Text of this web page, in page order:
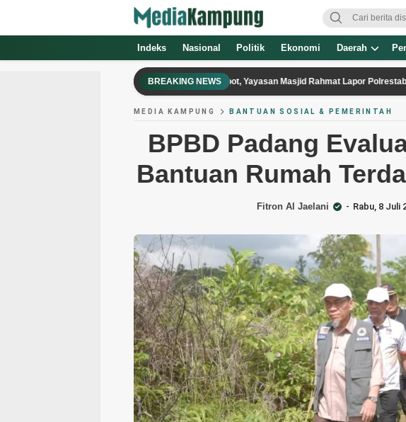
Indeks Nasional Politik Ekonomi Daerah
BREAKING NEWS
Lahan Wakaf Pandegiling Diduga Diserobot, Yayasan Masjid Rahmat Lapor Polrestabes Surabaya
MEDIA KAMPUNG BANTUAN SOSIAL & PEMERINTAH
BPBD Padang
Bantuan Rumah
Fitron Al Jaelani Rabu, 8 Juli